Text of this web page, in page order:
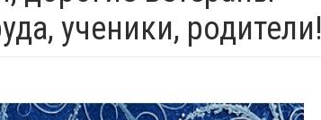
ученики, родители!